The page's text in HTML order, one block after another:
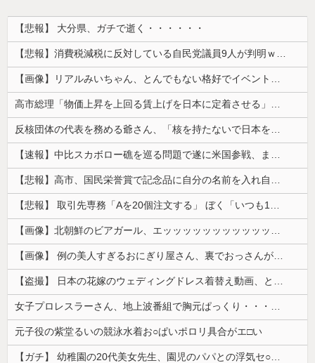
【悲報】 大分県、ガチで逝く・・・・・・
【悲報】消費税減税に反対している自民党議員9人が判明ｗｗｗｗｗｗ
【画像】リアルみいちゃん、とんでもない格好でイベント出演するwwwwwwwwww
高市総理「物価上昇を上回る賃上げを日本に定着させる」⇒ 国家公務員月給3.51％増へ
反核団体の代表を務める爺さん、「核を持たないで日本を守れますか」と中学生に詰問された結果……
【速報】中比スカボロー礁を巡る問題で遂に米国参戦、まさかのこっち擁護であっち批判！！
【悲報】高市、国民栄誉賞で記念品に自分の名前を入れ自分メインのPV撮影して炎上中w w w w w w w w w
【悲報】 取引先専務「Aを20個注文する」 ぼく「いつも1～2個しか使わないけど本当に20であってる？」 取専「あってる」→結果『こう』なったんだが...
【画像】北朝鮮のビアガール、エッッッッッッッッッッッッッッッッッ！
【画像】 例の美人すぎるおにぎり屋さん、裏でおっさんが握っていたｗｗｗｗｗｗｗｗｗｗｗｗｗｗｗｗｗ
【盗撮】 日本の花嫁のウェディングドレス着替え動画、とんでもない神乳だと海外で話題に
女子プロレスラーさん、地上波番組で胸元ぱっくり・・・（※画像あり）
元子役の紫堂るいの競泳水着お○ぱいポロリ具合がエ□い
【ガチ】 幼稚園の20代美女先生、園児のパパとの浮気セ○クス動画が流出して終わる